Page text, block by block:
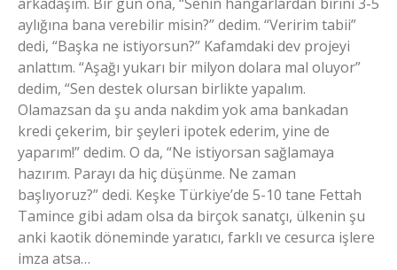
aylığına bana verebilir misin?” dedim. “Veririm tabii”
dedi, “Başka ne istiyorsun?” Kafamdaki dev projeyi
anlattım. “Aşağı yukarı bir milyon dolara mal oluyor”
dedim, “Sen destek olursan birlikte yapalım.
Olamazsan da şu anda nakdim yok ama bankadan
kredi çekerim, bir şeyleri ipotek ederim, yine de
yaparım!” dedim. O da, “Ne istiyorsan sağlamaya
hazırım. Parayı da hiç düşünme. Ne zaman
başlıyoruz?” dedi. Keşke Türkiye’de 5-10 tane Fettah
Tamince gibi adam olsa da birçok sanatçı, ülkenin şu
anki kaotik döneminde yaratıcı, farklı ve cesurca işlere
imza atsa…